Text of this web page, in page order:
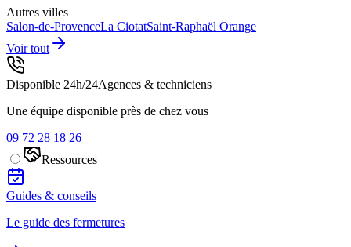
Autres villes
Salon-de-ProvenceLa CiotatSaint-Raphaël Orange
Voir tout
Disponible 24h/24Agences & techniciens
Une équipe disponible près de chez vous
09 72 28 18 26
Ressources
Guides & conseils
Le guide des fermetures